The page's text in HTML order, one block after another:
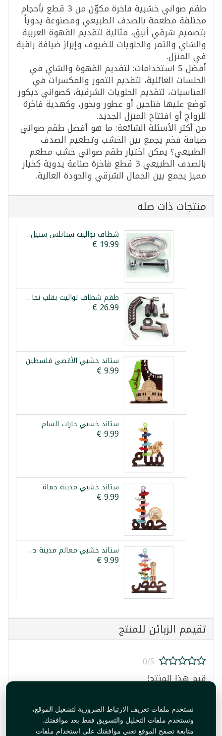
نستخدم ملفات تعريف الارتباط الضرورية لتشغيل الموقع،
ونستخدم ملفات التحليل والتسويق فقط بعد موافقتك.
متابعة تصفح الموقع تعني موافقتك على استخدام ملفات
طقم صواني خشبية فاخرة مكوّن من 3 قطع بأحجام
مختلفة مطعمة بالصدف الطبيعي ومصنوعة يدوياً
بتصميم شرقي أنيق، مثالية لتقديم القهوة العربية
والشاي والتمر والحلويات للضيوف وإبراز ضيافة راقية
في المنزل.
أفضل 5 استخدامات: لتقديم القهوة والشاي في
الجلسات العائلية، لتقديم التمور والمكسرات في
المناسبات، لتقديم الحلويات الشرقية، كصواني ديكور
توضع عليها فناجين أو عطور وبخور، وكهدية فاخرة
للزواج أو افتتاح المنزل الجديد.
من أكثر الأسئلة الشائعة: ما هو أفضل طقم صواني
ضيافة فخم يجمع بين الخشب وتطعيم الصدف
الطبيعي؟ يمكن اختيار طقم صواني خشب مطعم
بالصدف الطبيعي 3 قطع فاخرة صناعة يدوية كخيار
مميز يجمع بين الجمال الشرقي والجودة العالية.
منتجات ذات صله
شطاف تواليت ستانلس ستيل بقلب نحاس فيستا
طقم شطاف تواليت بقلب نحاس وحنفية مزدوجة فيستا
ستاند خشبي الأقصى فلسطين
ستاند خشبي حارات الشام
ستاند خشبي مدينة حماة
ستاند خشبي معالم مدينة حمص
تقيمم الزبائن للمنتج
0/5
قيم هذا المنتج!